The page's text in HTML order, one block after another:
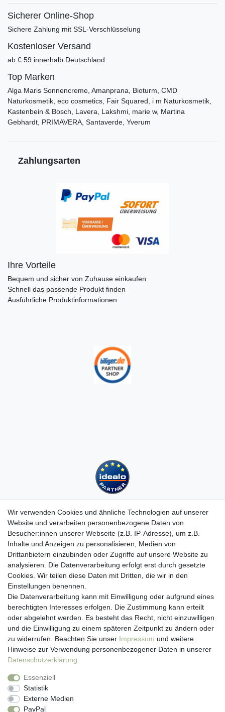
Sicherer Online-Shop
Sichere Zahlung mit SSL-Verschlüsselung
Kostenloser Versand
ab € 59 innerhalb Deutschland
Top Marken
Alga Maris Sonnencreme, Amanprana, Bioturm, CMD
Naturkosmetik, eco cosmetics, Fair Squared, i m Naturkosmetik,
Kastenbein & Bosch, Lavera, Lakshmi, marie w, Martina
Gebhardt, PRIMAVERA, Santaverde, Yverum
Zahlungsarten
Ihre Vorteile
Bequem und sicher von Zuhause einkaufen
Schnell das passende Produkt finden
Ausführliche Produktinformationen
Kundenservice
Hotline: 07452 - 847 162 0
Kontakt
Anmelden
Registrieren
Newsletter
Versand & Lieferung
Zahlungsarten
viasalutis
Mehr zu viasalutis
Beratungscenter Haut
News
Beliebte Produkte (Top 20)
Wir verwenden Cookies und ähnliche Technologien auf unserer
Website und verarbeiten personenbezogene Daten von
Besucher:innen unserer Webseite (z.B. IP-Adresse), um z.B.
Inhalte und Anzeigen zu personalisieren, Medien von
Drittanbietern einzubinden oder Zugriffe auf unsere Website zu
analysieren. Die Datenverarbeitung erfolgt erst durch gesetzte
Cookies. Wir teilen diese Daten mit Dritten, die wir in den
Einstellungen benennen.
Die Datenverarbeitung kann mit Einwilligung oder aufgrund eines
berechtigten Interesses erfolgen. Die Zustimmung kann erteilt
oder abgelehnt werden. Es besteht das Recht, nicht einzuwilligen
und die Einwilligung zu einem späteren Zeitpunkt zu ändern oder
zu widerrufen. Beachten Sie unser Impressum und weitere
Hinweise zur Verwendung personenbezogener Daten in unserer
Daten­schutz­erklärung
Essenziell
Statistik
Externe Medien
PayPal